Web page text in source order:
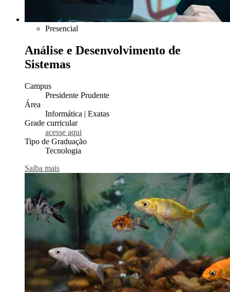
Presencial
Análise e Desenvolvimento de
Sistemas
Campus
Presidente Prudente
Área
Informática | Exatas
Grade curricular
acesse aqui
Tipo de Graduação
Tecnologia
Saiba mais